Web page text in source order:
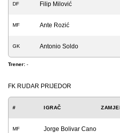
DF Filip Milović
MF Ante Rozić
GK Antonio Soldo
Trener: -
FK RUDAR PRIJEDOR
# IGRAČ
MF Jorge Bolivar Cano